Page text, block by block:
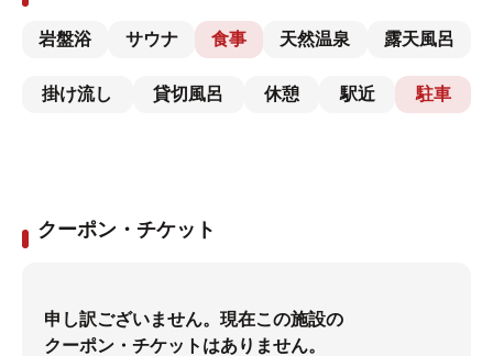
岩盤浴 サウナ 食事 天然温泉 露天風呂
掛け流し 貸切風呂 休憩 駅近 駐車
クーポン・チケット
申し訳ございません。現在この施設の
クーポン・チケットはありません。